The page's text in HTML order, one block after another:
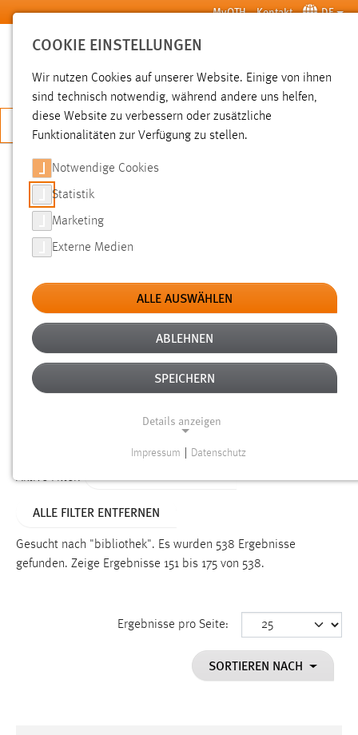
Zum Hauptinhalt springen MyOTH Kontakt DE
SUCHE
JETZT BEWERBEN
SUCHE
FILTER
Typ
Erstellungsdatum
Alter
Aktive Filter:
ALLE FILTER ENTFERNEN
Gesucht nach "bibliothek". Es wurden 538 Ergebnisse
gefunden. Zeige Ergebnisse 151 bis 175 von 538.
Ergebnisse pro Seite:
SORTIEREN NACH
COOKIE EINSTELLUNGEN
Wir nutzen Cookies auf unserer Website. Einige von ihnen
sind technisch notwendig, während andere uns helfen,
diese Website zu verbessern oder zusätzliche
Funktionalitäten zur Verfügung zu stellen.
Notwendige Cookies
Statistik
Marketing
Externe Medien
ALLE AUSWÄHLEN
ABLEHNEN
SPEICHERN
Details anzeigen
Funktionen und sind für die einwandfreie Funktion der
Einverständnis
cookie_consent
Dieser Cookie speichert die ausgewählten Einverständnis-
Impressum Datenschutz